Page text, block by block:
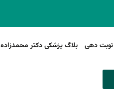
نوبت دهی بلاگ پزشکی دکتر محمدزاده